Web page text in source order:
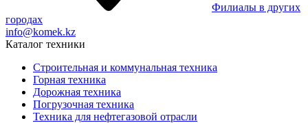
Филиалы в других
городах
info@komek.kz
Каталог техники
Строительная и коммунальная техника
Горная техника
Дорожная техника
Погрузочная техника
Техника для нефтегазовой отрасли